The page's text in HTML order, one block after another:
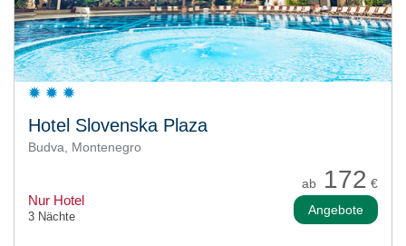
Hotel Slovenska Plaza
Budva, Montenegro
ab 172 €
Nur Hotel
3 Nächte Angebote